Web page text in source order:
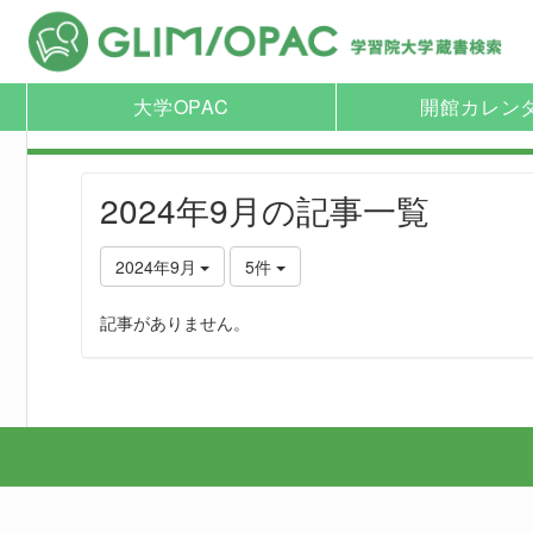
大学OPAC 開館カレン
2024年9月の記事一覧
2024年9月 5件
記事がありません。